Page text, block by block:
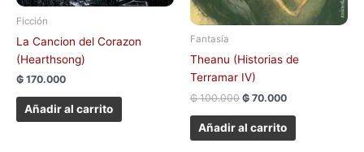
Ficción
La Cancion del Corazon
(Hearthsong)
₲ 170.000
Añadir al carrito
Fantasía
Theanu (Historias de
Terramar IV)
₲100.000 ₲ 70.000
Añadir al carrito